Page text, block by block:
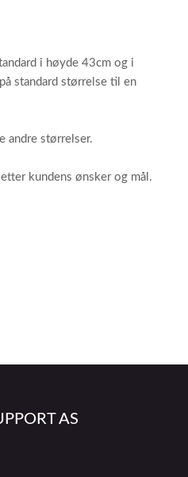
i høyde 43cm og i
standard størrelse til en
andre størrelser.
kundens ønsker og mål.
AS